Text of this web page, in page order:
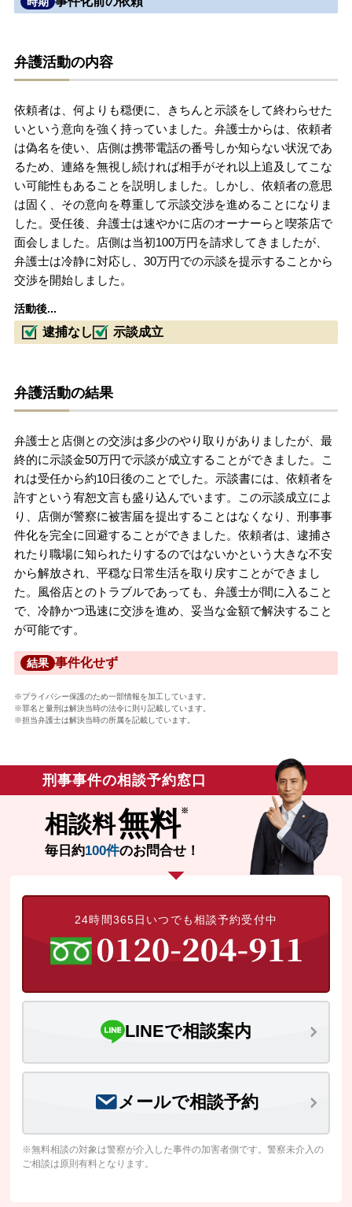
弁護活動の内容
依頼者は、何よりも穏便に、きちんと示談をして終わらせた
いという意向を強く持っていました。弁護士からは、依頼者
は偽名を使い、店側は携帯電話の番号しか知らない状況であ
るため、連絡を無視し続ければ相手がそれ以上追及してこな
い可能性もあることを説明しました。しかし、依頼者の意思
は固く、その意向を尊重して示談交渉を進めることになりま
した。受任後、弁護士は速やかに店のオーナーらと喫茶店で
面会しました。店側は当初100万円を請求してきましたが、
弁護士は冷静に対応し、30万円での示談を提示することから
交渉を開始しました。
活動後...
逮捕なし 示談成立
弁護活動の結果
弁護士と店側との交渉は多少のやり取りがありましたが、最
終的に示談金50万円で示談が成立することができました。こ
れは受任から約10日後のことでした。示談書には、依頼者を
許すという宥恕文言も盛り込んでいます。この示談成立によ
り、店側が警察に被害届を提出することはなくなり、刑事事
件化を完全に回避することができました。依頼者は、逮捕さ
れたり職場に知られたりするのではないかという大きな不安
から解放され、平穏な日常生活を取り戻すことができまし
た。風俗店とのトラブルであっても、弁護士が間に入ること
で、冷静かつ迅速に交渉を進め、妥当な金額で解決すること
が可能です。
結果 事件化せず
※プライバシー保護のため一部情報を加工しています。
※罪名と量刑は解決当時の法令に則り記載しています。
※担当弁護士は解決当時の所属を記載しています。
刑事事件の相談予約窓口
相談料無料
毎日約100件のお問合せ！
24時間365日いつでも相談予約受付中
LINEで相談案内
メールで相談予約
※無料相談の対象は警察が介入した事件の加害者側です。警察未介入の
ご相談は原則有料となります。